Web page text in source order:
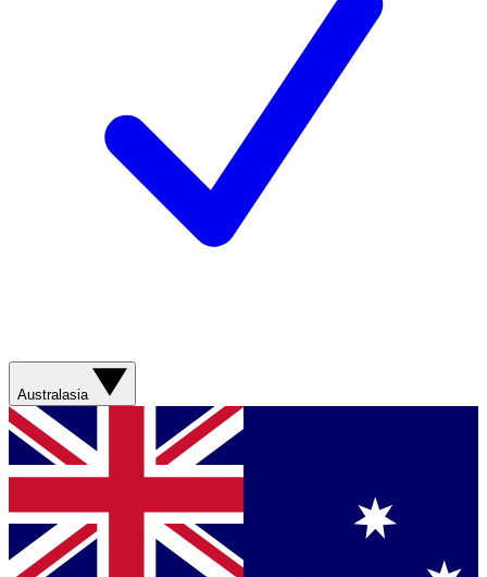
Australasia